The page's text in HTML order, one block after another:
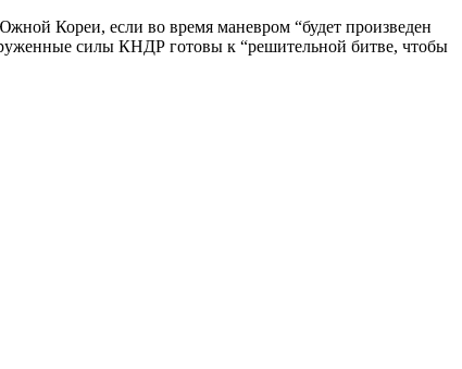
Кореи, если во время маневром “будет произведен
силы КНДР готовы к “решительной битве, чтобы